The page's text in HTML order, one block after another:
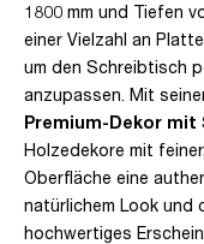
1800 mm und Tiefen
einer Vielzahl an
um den Schreibtisch
anzupassen. Mit
Premium-Dekor mit
Holzedekore mit
Oberfläche eine
natürlichem Look und
hochwertiges